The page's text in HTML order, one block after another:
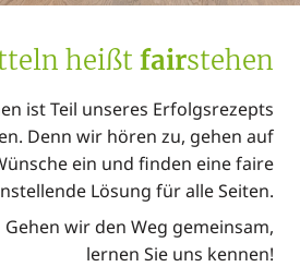
heißt fairstehen
ist Teil unseres Erfolgsrezepts
Denn wir hören zu, gehen auf
ein und finden eine faire
Lösung für alle Seiten.
Gehen wir den Weg gemeinsam,
lernen Sie uns kennen!